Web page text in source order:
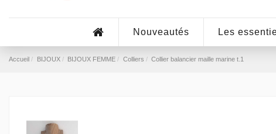
Nouveautés Les
Accueil BIJOUX BIJOUX FEMME Colliers Collier balancier maille marine t.1